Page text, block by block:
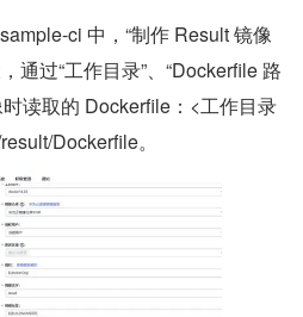
ci 中，“制作 Result 镜像
通过“工作目录”、“Dockerfile 路
读取的 Dockerfile：<工作目录
Dockerfile。